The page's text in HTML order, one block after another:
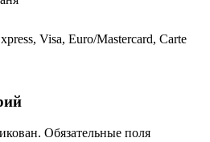
Visa, Euro/Mastercard, Carte
Обязательные поля